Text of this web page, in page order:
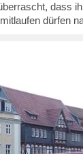
dass
dürfen